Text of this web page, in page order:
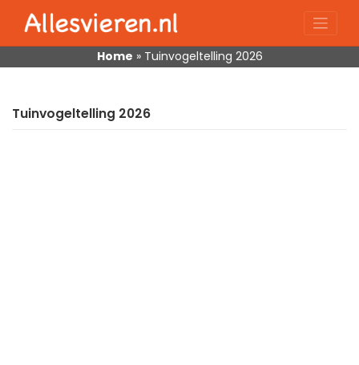
content
Home » Tuinvogeltelling 2026
Tuinvogeltelling 2026